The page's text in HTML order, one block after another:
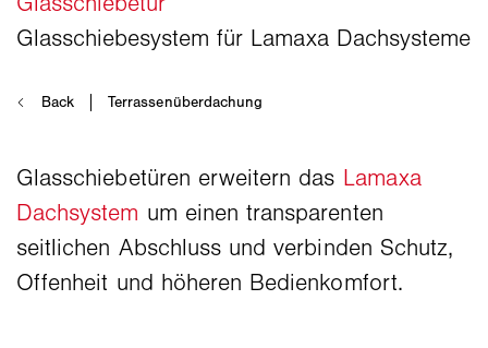
Glasschiebetüren erweitern das Lamaxa
Dachsystem um einen transparenten
seitlichen Abschluss und verbinden Schutz,
Offenheit und höheren Bedienkomfort.